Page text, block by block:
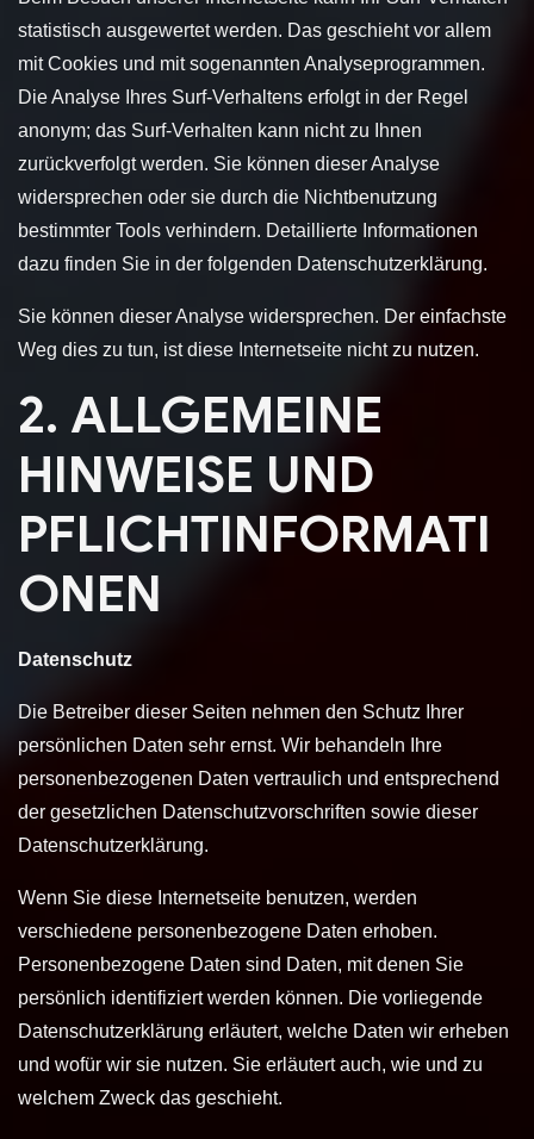
statistisch ausgewertet werden. Das geschieht vor allem
mit Cookies und mit sogenannten Analyseprogrammen.
Die Analyse Ihres Surf-Verhaltens erfolgt in der Regel
anonym; das Surf-Verhalten kann nicht zu Ihnen
zurückverfolgt werden. Sie können dieser Analyse
widersprechen oder sie durch die Nichtbenutzung
bestimmter Tools verhindern. Detaillierte Informationen
dazu finden Sie in der folgenden Datenschutzerklärung.
Sie können dieser Analyse widersprechen. Der einfachste
Weg dies zu tun, ist diese Internetseite nicht zu nutzen.
2. ALLGEMEINE
HINWEISE UND
PFLICHTINFORMATI
ONEN
Datenschutz
Die Betreiber dieser Seiten nehmen den Schutz Ihrer
persönlichen Daten sehr ernst. Wir behandeln Ihre
personenbezogenen Daten vertraulich und entsprechend
der gesetzlichen Datenschutzvorschriften sowie dieser
Datenschutzerklärung.
Wenn Sie diese Internetseite benutzen, werden
verschiedene personenbezogene Daten erhoben.
Personenbezogene Daten sind Daten, mit denen Sie
persönlich identifiziert werden können. Die vorliegende
Datenschutzerklärung erläutert, welche Daten wir erheben
und wofür wir sie nutzen. Sie erläutert auch, wie und zu
welchem Zweck das geschieht.